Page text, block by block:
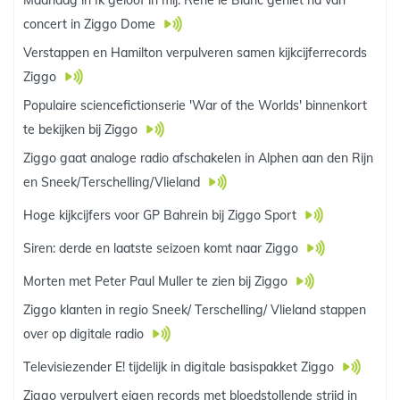
concert in Ziggo Dome
Verstappen en Hamilton verpulveren samen kijkcijferrecords
Ziggo
Populaire sciencefictionserie 'War of the Worlds' binnenkort
te bekijken bij Ziggo
Ziggo gaat analoge radio afschakelen in Alphen aan den Rijn
en Sneek/Terschelling/Vlieland
Hoge kijkcijfers voor GP Bahrein bij Ziggo Sport
Siren: derde en laatste seizoen komt naar Ziggo
Morten met Peter Paul Muller te zien bij Ziggo
Ziggo klanten in regio Sneek/ Terschelling/ Vlieland stappen
over op digitale radio
Televisiezender E! tijdelijk in digitale basispakket Ziggo
Ziggo verpulvert eigen records met bloedstollende strijd in